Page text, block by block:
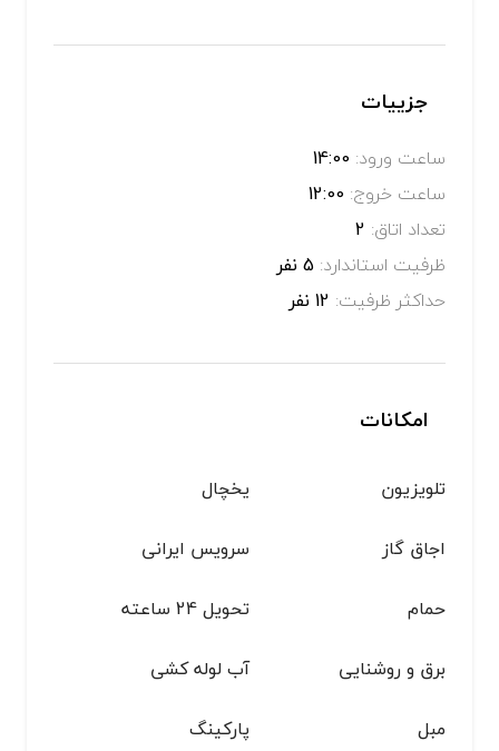
جزییات
ساعت ورود:
ساعت خروج:
تعداد اتاق:
ظرفیت استاندارد:
حداکثر ظرفیت:
امکانات
تلویزیون
یخچال
اجاق گاز
سرویس ایرانی
حمام
تحویل 24 ساعته
برق و روشنایی
آب لوله کشی
مبل
پاركينگ